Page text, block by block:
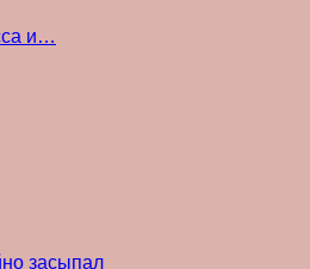
и…
засыпал